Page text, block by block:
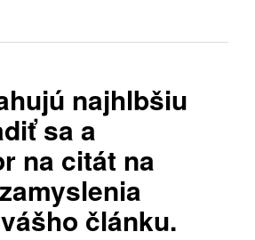
najhlbšiu
sa a
na citát na
článku.